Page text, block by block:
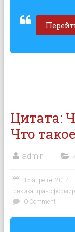
Цитата:
Что
admin
15 апреля, 2014
психика,
0 Comment